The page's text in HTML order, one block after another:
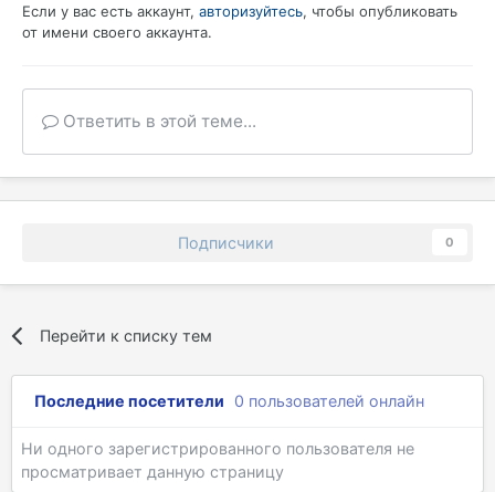
Если у вас есть аккаунт, авторизуйтесь, чтобы опубликовать
от имени своего аккаунта.
Ответить в этой теме...
Подписчики 0
Перейти к списку тем
Последние посетители 0 пользователей онлайн
Ни одного зарегистрированного пользователя не
просматривает данную страницу